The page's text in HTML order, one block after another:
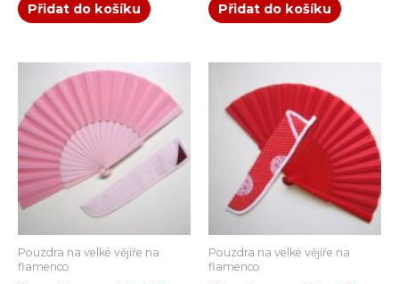
Přidat do košíku Přidat do košíku
Pouzdra na velké vějíře na
flamenco
Pouzdra na velké vějíře na
flamenco